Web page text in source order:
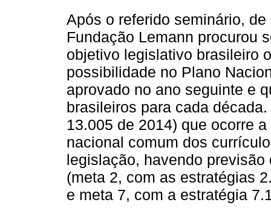
Após o referido seminário,
Fundação Lemann procurou
objetivo legislativo brasileiro
possibilidade no Plano
aprovado no ano seguinte e
brasileiros para cada
13.005 de 2014) que ocorre
nacional comum dos
legislação, havendo
(meta 2, com as estratégias
e meta 7, com a estratégia